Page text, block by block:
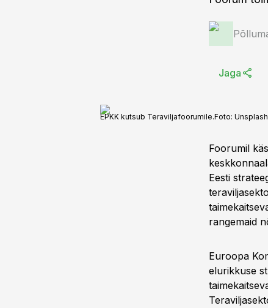
Jaga
EPKK kutsub Teraviljafoorumile.Foto: Unsplash
Foorumil
Eesti
rangemaid
Euroopa
elurikkuse